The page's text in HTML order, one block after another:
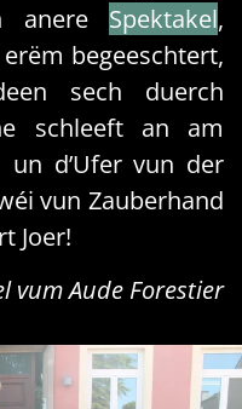
anere Spektakel,
erëm begeeschtert,
sech duerch
schleeft an am
d’Ufer vun der
vun Zauberhand
Joer!
vum Aude Forestier